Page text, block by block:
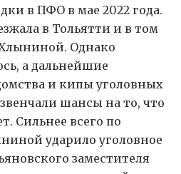
в ПФО в мае 2022 года.
в Тольятти и в том
Хлыниной. Однако
а дальнейшие
и кипы уголовных
шансы на то, что
Сильнее всего по
ударило уголовное
заместителя